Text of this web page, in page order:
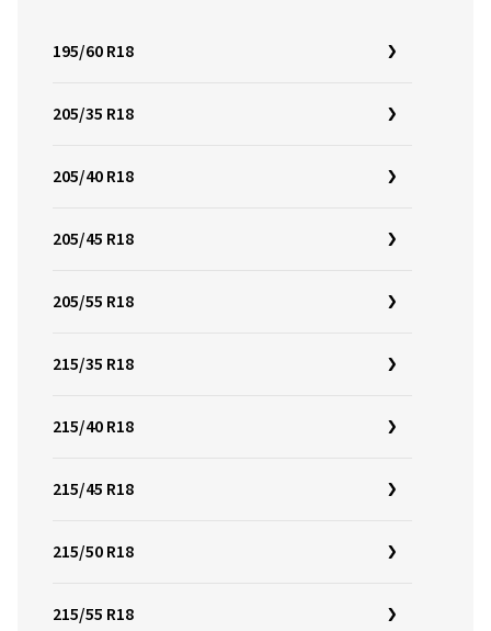
195/60 R18
205/35 R18
205/40 R18
205/45 R18
205/55 R18
215/35 R18
215/40 R18
215/45 R18
215/50 R18
215/55 R18